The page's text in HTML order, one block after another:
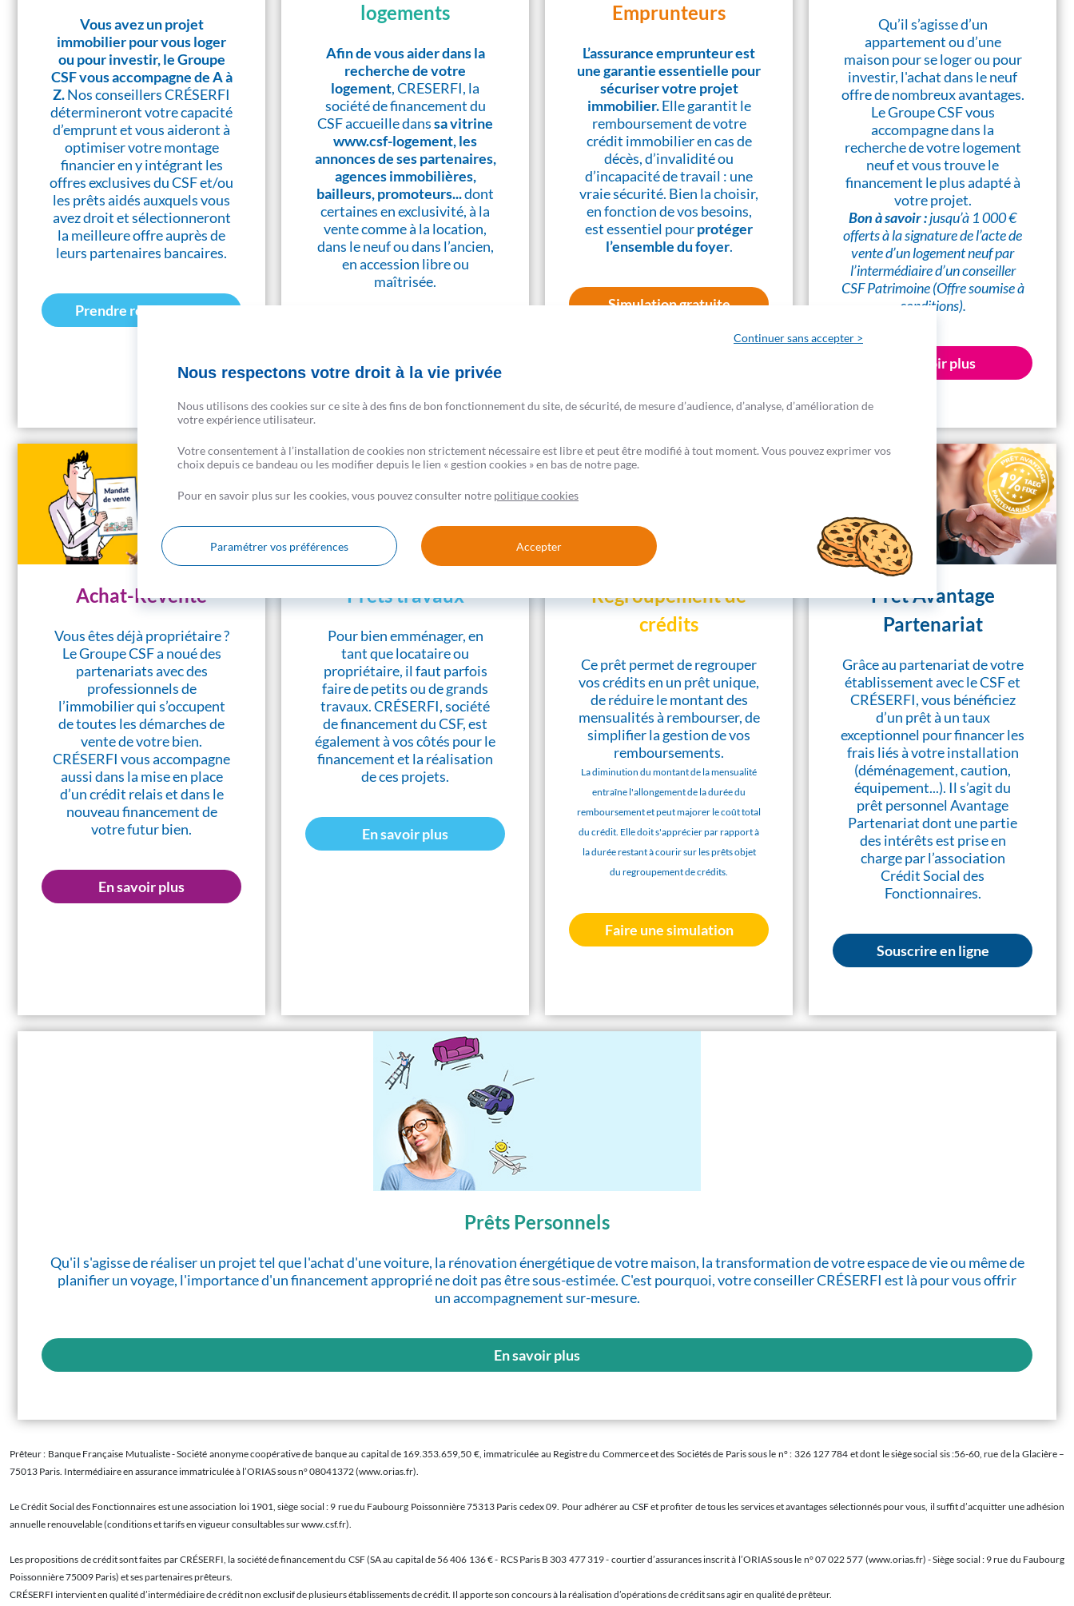
Vous avez un projet
immobilier pour vous loger
ou pour investir, le Groupe
CSF vous accompagne de A à
Z.Nos conseillers CRÉSERFI
détermineront votre capacité
d’emprunt et vous aideront à
optimiser votre montage
financier en y intégrant les
offres exclusives du CSF et/ou
les prêts aidés auxquels vous
avez droit et sélectionneront
la meilleure offre auprès de
leurs partenaires bancaires.
Prendre rendez-vous
logements
Afin de vous aider dans la
recherche de votre
logement, CRESERFI, la
société de financement du
CSF accueille danssa vitrine
www.csf-logement, les
annonces de ses partenaires,
agences immobilières,
bailleurs, promoteurs...dont
certaines en exclusivité, à la
vente comme à la location,
dans le neuf ou dans l’ancien,
en accession libre ou
maîtrisée.
Emprunteurs
L’assurance emprunteur est
une garantie essentielle pour
sécuriser votre projet
immobilier.Elle garantit le
remboursement de votre
crédit immobilier en cas de
décès, d’invalidité ou
d’incapacité de travail : une
vraie sécurité. Bien la choisir,
en fonction de vos besoins,
est essentiel pourprotéger
l’ensemble du foyer.
Simulation gratuite
Qu’il s’agisse d’un
appartement ou d’une
maison pour se loger ou pour
investir, l'achat dans le neuf
offre de nombreux avantages.
Le Groupe CSF vous
accompagne dans la
recherche de votre logement
neuf et vous trouve le
financement le plus adapté à
votre projet.
Bon à savoir :jusqu’à 1 000 €
offerts à la signature de l’acte de
vente d’un logement neuf par
l’intermédiaire d’un conseiller
CSF Patrimoine (Offre soumise à
conditions).
En savoir plus
Achat-Revente
Vous êtes déjà propriétaire ?
Le Groupe CSF a noué des
partenariats avec des
professionnels de
l’immobilier qui s’occupent
de toutes les démarches de
vente de votre bien.
CRÉSERFI vous accompagne
aussi dans la mise en place
d’un crédit relais et dans le
nouveau financement de
votre futur bien.
En savoir plus
Prêts travaux
Pour bien emménager, en
tant que locataire ou
propriétaire, il faut parfois
faire de petits ou de grands
travaux. CRÉSERFI, société
de financement du CSF, est
également à vos côtés pour le
financement et la réalisation
de ces projets.
En savoir plus
Regroupement de
crédits
Ce prêt permet de regrouper
vos crédits en un prêt unique,
de réduire le montant des
mensualités à rembourser, de
simplifier la gestion de vos
remboursements.
La diminution du montant de la mensualité
entraîne l'allongement de la durée du
remboursement et peut majorer le coût total
du crédit. Elle doit s'apprécier par rapport à
la durée restant à courir sur les prêts objet
du regroupement de crédits.
Faire une simulation
Prêt Avantage
Partenariat
Grâce au partenariat de votre
établissement avec le CSF et
CRÉSERFI, vous bénéficiez
d’un prêt à un taux
exceptionnel pour financer les
frais liés à votre installation
(déménagement, caution,
équipement...). Il s’agit du
prêt personnel Avantage
Partenariat dont une partie
des intérêts est prise en
charge par l’association
Crédit Social des
Fonctionnaires.
Souscrire en ligne
Prêts Personnels
Qu'il s'agisse de réaliser un projet tel que l'achat d'une voiture, la rénovation énergétique de votre maison, la transformation de votre espace de vie ou même de
planifier un voyage, l'importance d'un financement approprié ne doit pas être sous-estimée. C'est pourquoi, votre conseiller CRÉSERFI est là pour vous offrir
un accompagnement sur-mesure.
En savoir plus
Prêteur : Banque Française Mutualiste - Société anonyme coopérative de banque au capital de 169.353.659,50 €, immatriculée au Registre du Commerce et des Sociétés de Paris sous le n° : 326 127 784 et dont le siège social sis :56-60, rue de la Glacière –
75013 Paris. Intermédiaire en assurance immatriculée à l’ORIAS sous n° 08041372 (www.orias.fr).
Le Crédit Social des Fonctionnaires est une association loi 1901, siège social : 9 rue du Faubourg Poissonnière 75313 Paris cedex 09. Pour adhérer au CSF et profiter de tous les services et avantages sélectionnés pour vous, il suffit d’acquitter une adhésion
annuelle renouvelable (conditions et tarifs en vigueur consultables sur www.csf.fr).
Les propositions de crédit sont faites par CRÉSERFI, la société de financement du CSF (SA au capital de 56 406 136 € - RCS Paris B 303 477 319 - courtier d’assurances inscrit à l’ORIAS sous le n° 07 022 577 (www.orias.fr) - Siège social : 9 rue du Faubourg
Poissonnière 75009 Paris) et ses partenaires prêteurs.
CRÉSERFI intervient en qualité d’intermédiaire de crédit non exclusif de plusieurs établissements de crédit. Il apporte son concours à la réalisation d’opérations de crédit sans agir en qualité de prêteur.
Continuer sans accepter >
Nous respectons votre droit à la vie privée
Nous utilisons des cookies sur ce site à des fins de bon fonctionnement du site, de sécurité, de mesure d’audience, d’analyse, d’amélioration de
votre expérience utilisateur.
Votre consentement à l’installation de cookies non strictement nécessaire est libre et peut être modifié à tout moment. Vous pouvez exprimer vos
choix depuis ce bandeau ou les modifier depuis le lien « gestion cookies » en bas de notre page.
Pour en savoir plus sur les cookies, vous pouvez consulter notre politique cookies
Paramétrer vos préférences Accepter